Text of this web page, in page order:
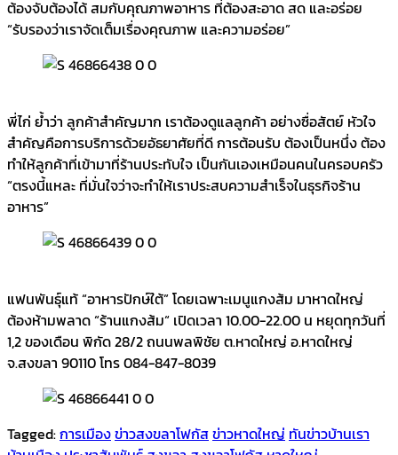
ต้องจับต้องได้ สมกับคุณภาพอาหาร ที่ต้องสะอาด สด และอร่อย
“รับรองว่าเราจัดเต็มเรื่องคุณภาพ และความอร่อย”
พี่ไก่ ย้ำว่า ลูกค้าสำคัญมาก เราต้องดูแลลูกค้า อย่างซื่อสัตย์ หัวใจ
สำคัญคือการบริการด้วยอัธยาศัยที่ดี การต้อนรับ ต้องเป็นหนึ่ง ต้อง
ทำให้ลูกค้าที่เข้ามาที่ร้านประทับใจ เป็นกันเองเหมือนคนในครอบครัว
“ตรงนี้แหละ ที่มั่นใจว่าจะทำให้เราประสบความสำเร็จในธุรกิจร้าน
อาหาร”
แฟนพันธุ์แท้ “อาหารปักษ์ใต้” โดยเฉพาะเมนูแกงส้ม มาหาดใหญ่
ต้องห้ามพลาด “ร้านแกงส้ม“ เปิดเวลา 10.00-22.00 น หยุดทุกวันที่
1,2 ของเดือน พิกัด 28/2 ถนนพลพิชัย ต.หาดใหญ่ อ.หาดใหญ่
จ.สงขลา 90110 โทร 084-847-8039
Tagged:การเมืองข่าวสงขลาโฟกัสข่าวหาดใหญ่ ทันข่าวบ้านเรา